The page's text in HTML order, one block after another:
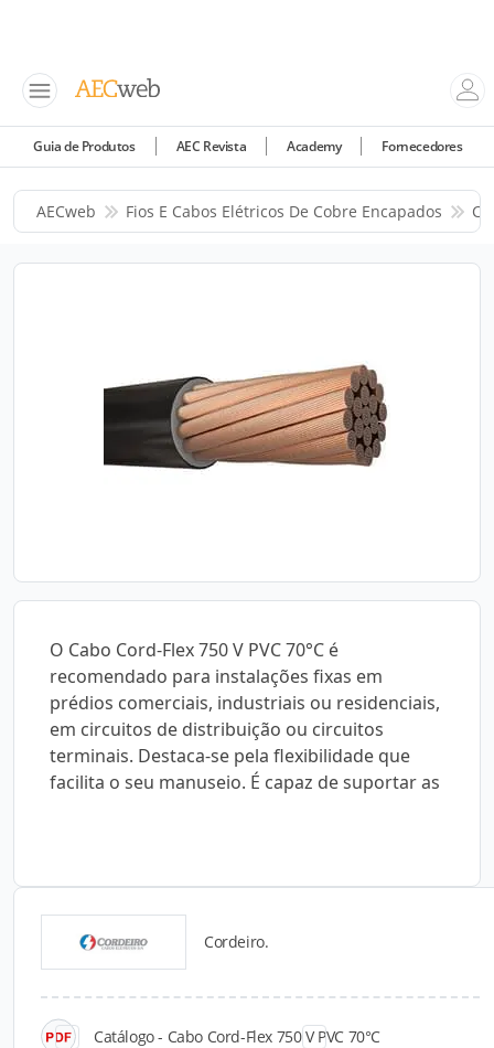
Guia de Produtos AEC Revista Academy Fornecedores
AECweb Fios E Cabos Elétricos De Cobre Encapados
O Cabo Cord-Flex 750 V PVC 70°C é
recomendado para instalações fixas em
prédios comerciais, industriais ou residenciais,
em circuitos de distribuição ou circuitos
terminais. Destaca-se pela flexibilidade que
facilita o seu manuseio. É capaz de suportar as
Cordeiro.
Catálogo - Cabo Cord-Flex 750 V PVC 70°C
Catálogos para Download